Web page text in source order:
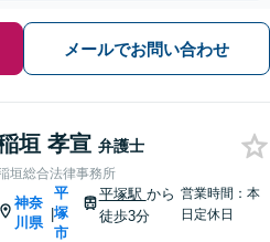
メールでお問い合わせ
垣 孝宣 弁護士
垣総合法律事務所
神奈
川県
|
平
塚
市
平塚駅 から
徒歩3分
営業時間：本
日定休日